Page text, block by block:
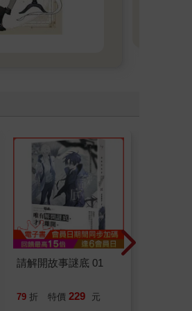
請解開故事謎底 01
79 折 特價 229 元